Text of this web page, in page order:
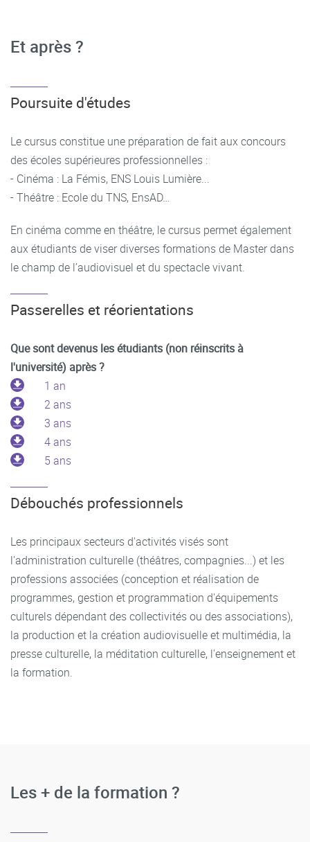
Et après ?
Poursuite d'études
Le cursus constitue une préparation de fait aux concours
des écoles supérieures professionnelles :
- Cinéma : La Fémis, ENS Louis Lumière...
- Théâtre : Ecole du TNS, EnsAD…
En cinéma comme en théâtre, le cursus permet également
aux étudiants de viser diverses formations de Master dans
le champ de l’audiovisuel et du spectacle vivant.
Passerelles et réorientations
Que sont devenus les étudiants (non réinscrits à
l'université) après ?
1 an
2 ans
3 ans
4 ans
5 ans
Débouchés professionnels
Les principaux secteurs d'activités visés sont
l'administration culturelle (théâtres, compagnies...) et les
professions associées (conception et réalisation de
programmes, gestion et programmation d'équipements
culturels dépendant des collectivités ou des associations),
la production et la création audiovisuelle et multimédia, la
presse culturelle, la méditation culturelle, l'enseignement et
la formation.
Les + de la formation ?